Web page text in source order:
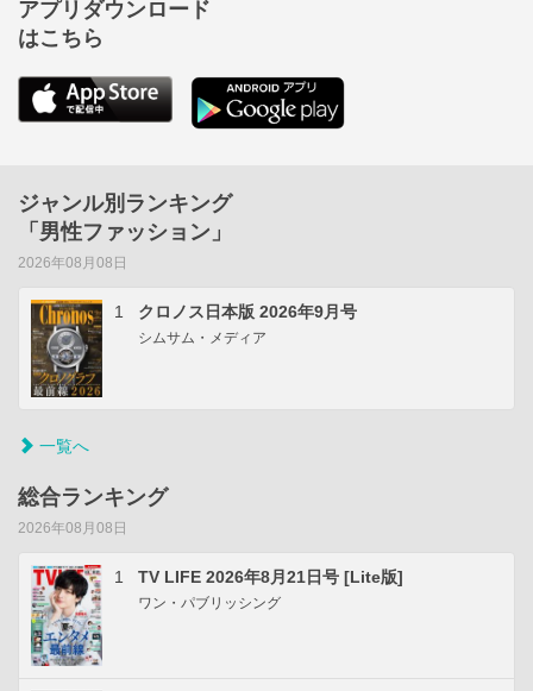
アプリダウンロード
はこちら
ジャンル別ランキング
「男性ファッション」
2026年08月08日
1 クロノス日本版 2026年9月号
シムサム・メディア
一覧へ
総合ランキング
2026年08月08日
1 TV LIFE 2026年8月21日号 [Lite版]
ワン・パブリッシング